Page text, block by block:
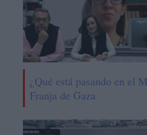
¿Qué está pasando en el
Franja de Gaza